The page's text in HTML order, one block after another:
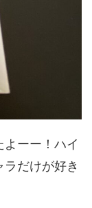
ーー！ハイ
だけが好き